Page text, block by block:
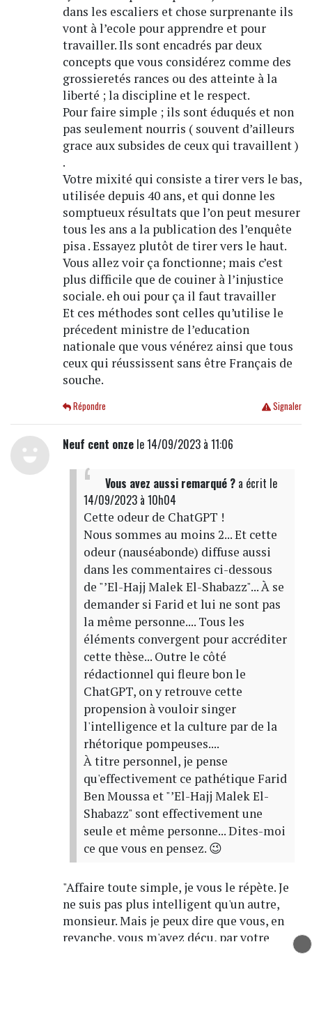
dans les escaliers et chose surprenante ils
vont à l’ecole pour apprendre et pour
travailler. Ils sont encadrés par deux
concepts que vous considérez comme des
grossieretés rances ou des atteinte à la
liberté ; la discipline et le respect.
Pour faire simple ; ils sont éduqués et non
pas seulement nourris ( souvent d’ailleurs
grace aux subsides de ceux qui travaillent )
.
Votre mixité qui consiste a tirer vers le bas,
utilisée depuis 40 ans, et qui donne les
somptueux résultats que l’on peut mesurer
tous les ans a la publication des l’enquête
pisa . Essayez plutôt de tirer vers le haut.
Vous allez voir ça fonctionne; mais c’est
plus difficile que de couiner à l’injustice
sociale. eh oui pour ça il faut travailler
Et ces méthodes sont celles qu’utilise le
précedent ministre de l’education
nationale que vous vénérez ainsi que tous
ceux qui réussissent sans être Français de
souche.
Signaler
Répondre
Neuf cent onzele 14/09/2023 à 11:06
Vous avez aussi remarqué ?a écrit le
14/09/2023 à 10h04
Cette odeur de ChatGPT !
Nous sommes au moins 2... Et cette
odeur (nauséabonde) diffuse aussi
dans les commentaires ci-dessous
de "’El-Hajj Malek El-Shabazz"... À se
demander si Farid et lui ne sont pas
la même personne.... Tous les
éléments convergent pour accréditer
cette thèse... Outre le côté
rédactionnel qui fleure bon le
ChatGPT, on y retrouve cette
propension à vouloir singer
l'intelligence et la culture par de la
rhétorique pompeuses....
À titre personnel, je pense
qu'effectivement ce pathétique Farid
Ben Moussa et "’El-Hajj Malek El-
Shabazz" sont effectivement une
seule et même personne... Dites-moi
ce que vous en pensez. 😉
"Affaire toute simple, je vous le répète. Je
ne suis pas plus intelligent qu'un autre,
monsieur. Mais je peux dire que vous, en
revanche, vous m'avez déçu, par votre
amateurisme, en laissant derrière vous des